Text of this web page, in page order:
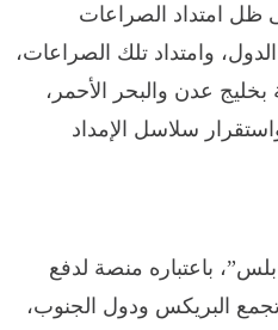
امتداد الصراعات
وامتداد تلك الصراعات،
عدن والبحر الأحمر،
سلاسل الإمداد
باعتباره منصة لدفع
تجمع البريكس ودول الجنوب،